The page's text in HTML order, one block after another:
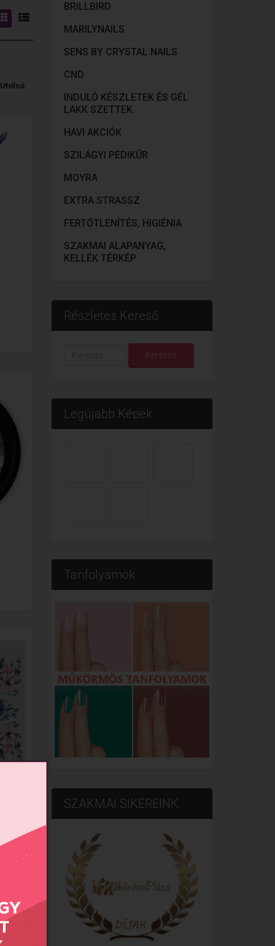
Utolsó
BRILLBIRD
MARILYNAILS
SENS BY CRYSTAL NAILS
CND
INDULÓ KÉSZLETEK ÉS GÉL
LAKK SZETTEK
HAVI AKCIÓK
SZILÁGYI PEDIKŰR
MOYRA
EXTRA STRASSZ
FERTŐTLENÍTÉS, HIGIÉNIA
SZAKMAI ALAPANYAG,
KELLÉK TÉRKÉP
Részletes Kereső
Keresés
Legújabb Képek
Tanfolyamok
SZAKMAI SIKEREINK